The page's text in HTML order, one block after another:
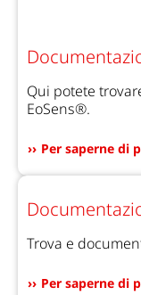
Qui potete
EoSens®.
Per saperne di
Trova e
Per saperne di